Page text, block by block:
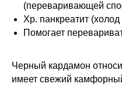
(переваривающей
Хр. панкреатит
Помогает
Черный кардамон
имеет свежий